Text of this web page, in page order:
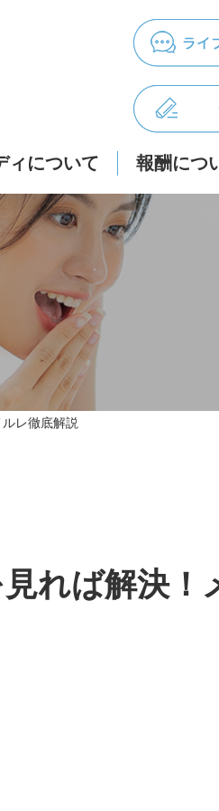
ィについて 報酬につ
レ徹底解説
れば解決！